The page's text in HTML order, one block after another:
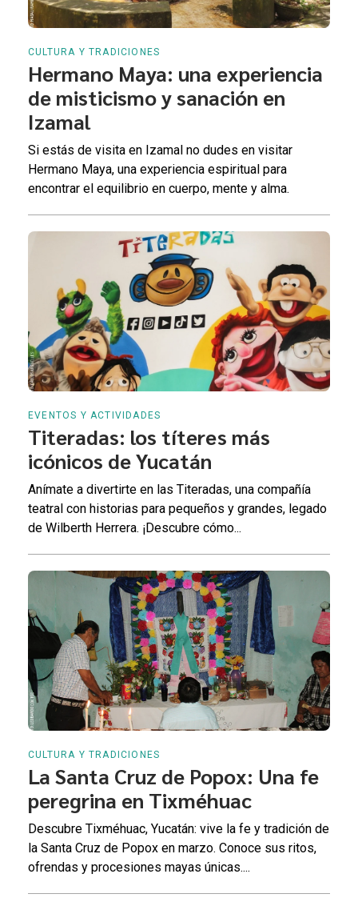
CULTURA Y TRADICIONES
Hermano Maya: una experiencia
de misticismo y sanación en
Izamal
Si estás de visita en Izamal no dudes en visitar
Hermano Maya, una experiencia espiritual para
encontrar el equilibrio en cuerpo, mente y alma.
EVENTOS Y ACTIVIDADES
Titeradas: los títeres más
icónicos de Yucatán
Anímate a divertirte en las Titeradas, una compañía
teatral con historias para pequeños y grandes, legado
de Wilberth Herrera. ¡Descubre cómo...
CULTURA Y TRADICIONES
La Santa Cruz de Popox: Una fe
peregrina en Tixméhuac
Descubre Tixméhuac, Yucatán: vive la fe y tradición de
la Santa Cruz de Popox en marzo. Conoce sus ritos,
ofrendas y procesiones mayas únicas....